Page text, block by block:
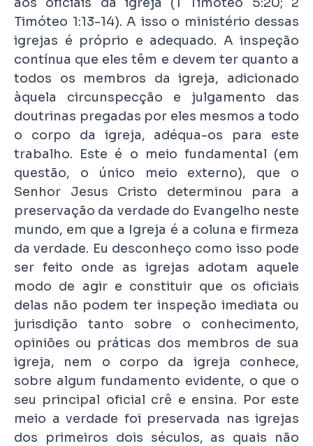
Timóteo 1:13-14). A isso o ministério dessas
igrejas é próprio e adequado. A inspeção
contínua que eles têm e devem ter quanto a
todos os membros da igreja, adicionado
àquela circunspecção e julgamento das
doutrinas pregadas por eles mesmos a todo
o corpo da igreja, adéqua-os para este
trabalho. Este é o meio fundamental (em
questão, o único meio externo), que o
Senhor Jesus Cristo determinou para a
preservação da verdade do Evangelho neste
mundo, em que a Igreja é a coluna e firmeza
da verdade. Eu desconheço como isso pode
ser feito onde as igrejas adotam aquele
modo de agir e constituir que os oficiais
delas não podem ter inspeção imediata ou
jurisdição tanto sobre o conhecimento,
opiniões ou práticas dos membros de sua
igreja, nem o corpo da igreja conhece,
sobre algum fundamento evidente, o que o
seu principal oficial crê e ensina. Por este
meio a verdade foi preservada nas igrejas
dos primeiros dois séculos, as quais não